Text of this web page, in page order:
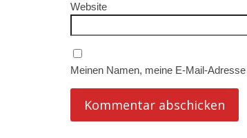
Website
Meinen Namen, meine E-Mail-